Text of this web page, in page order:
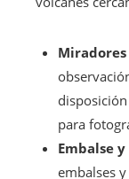
para
Embalse
embalses